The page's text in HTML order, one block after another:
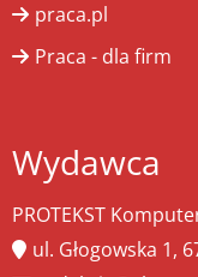
praca.pl
Praca - dla firm
Wydawca
PROTEKST
ul. Głogowska 1,